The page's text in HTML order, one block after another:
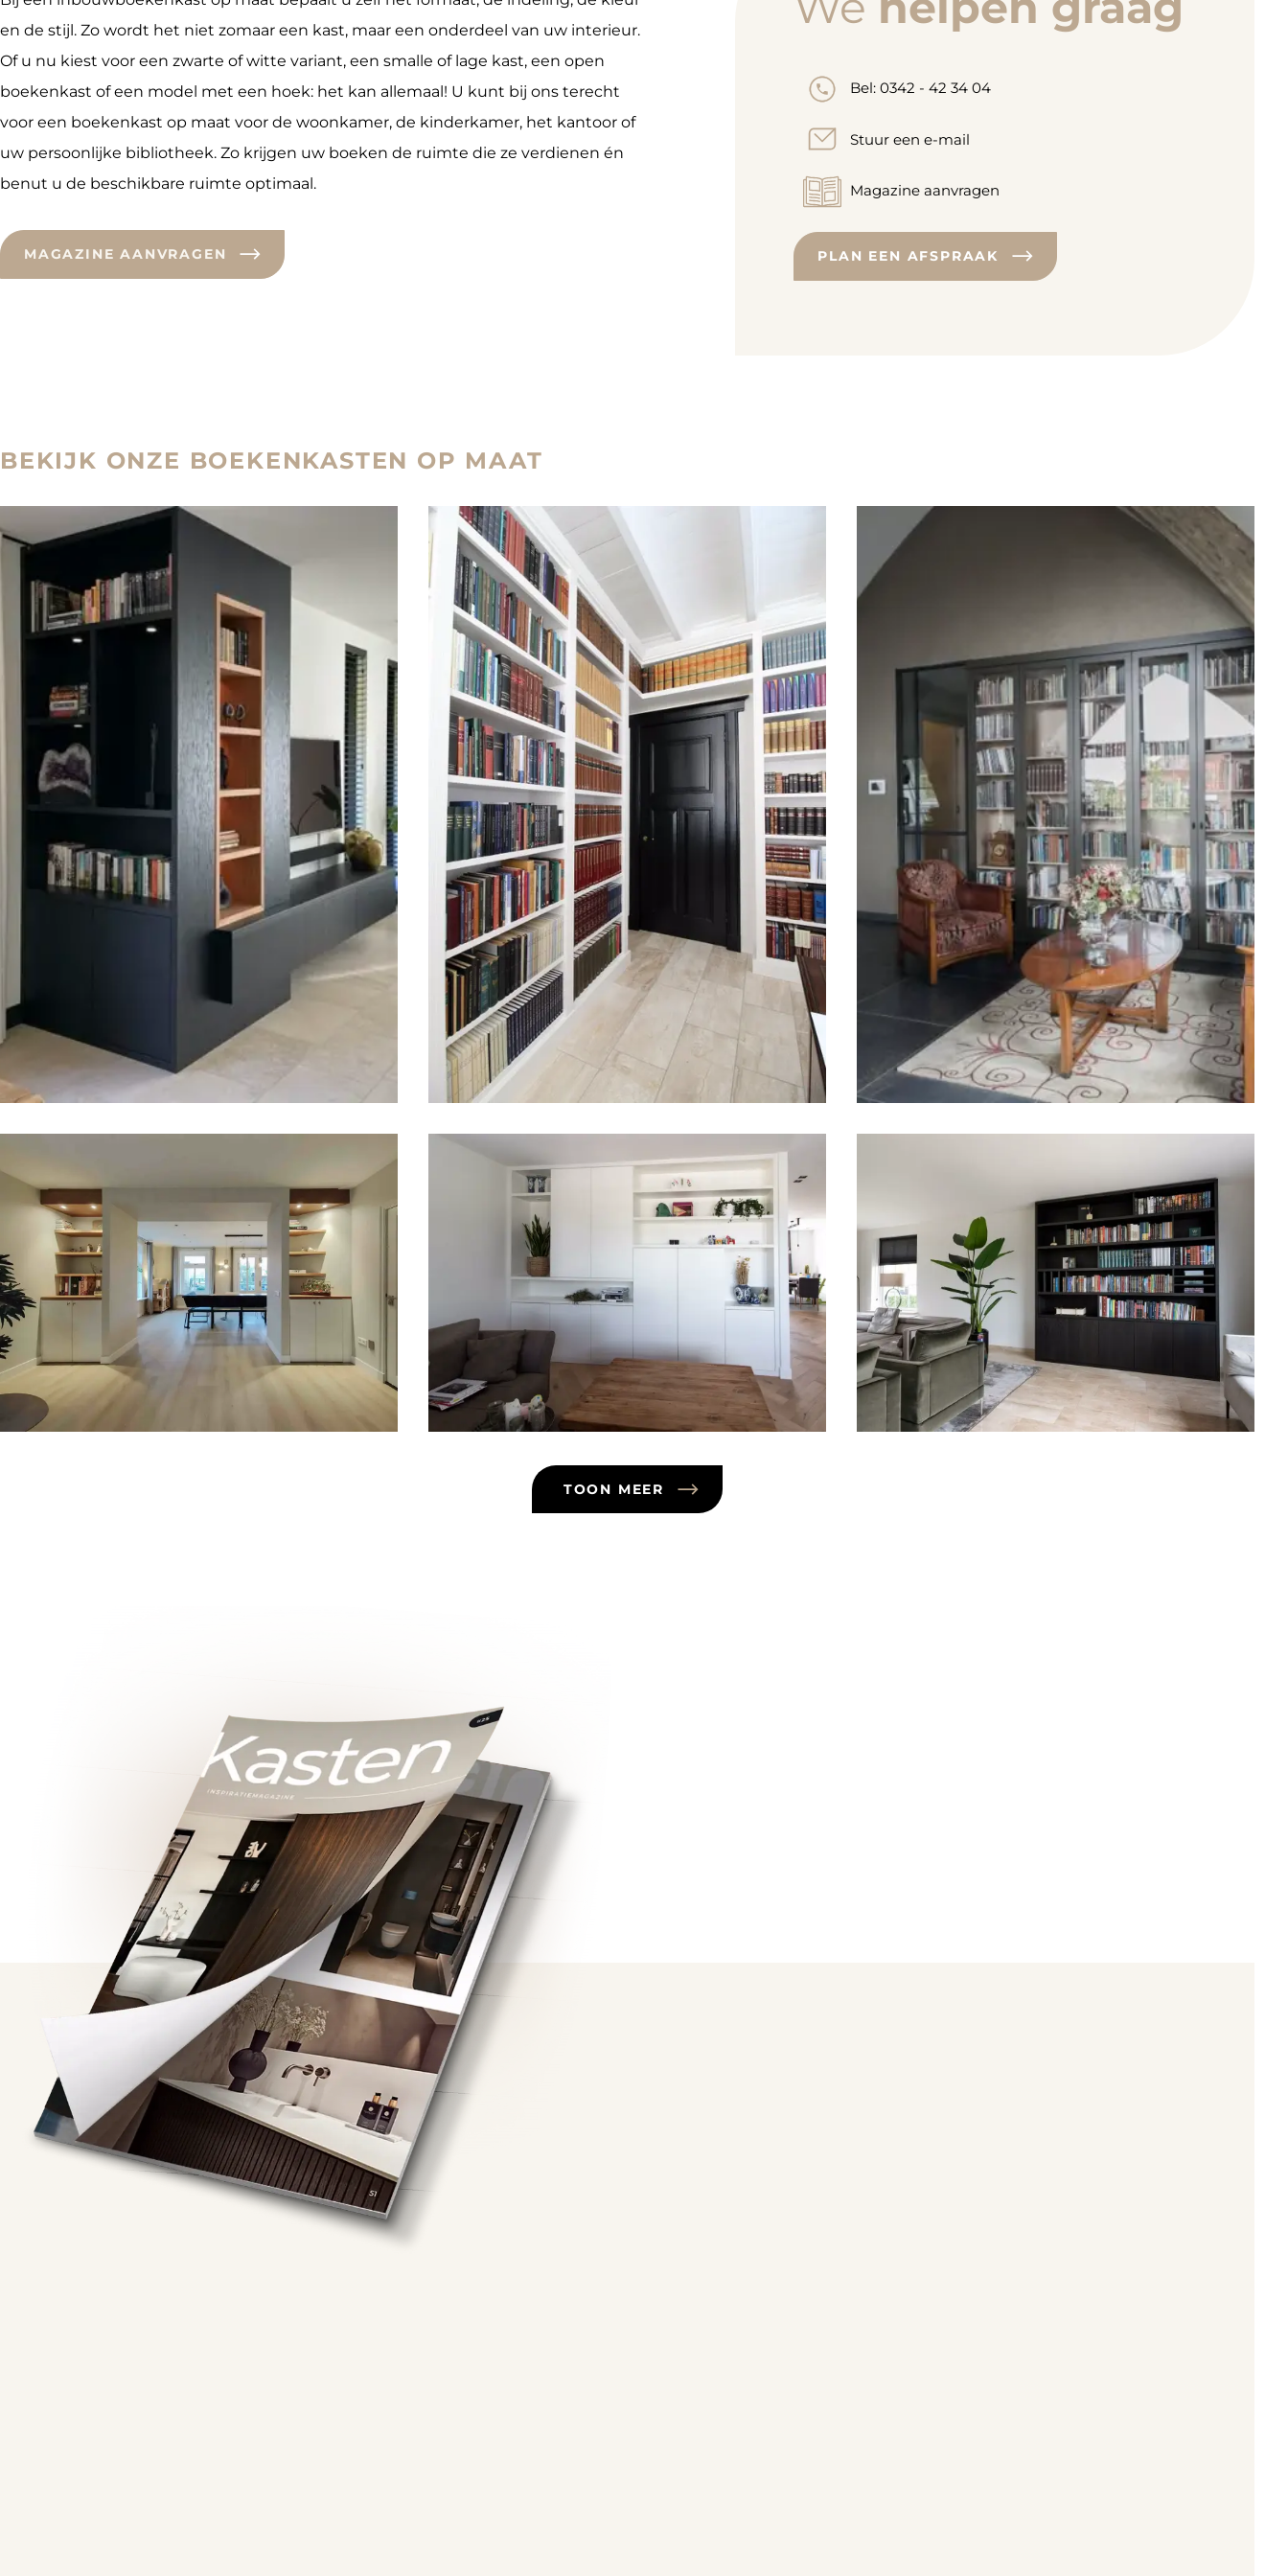
en de stijl. Zo wordt het niet zomaar een kast, maar een onderdeel van uw interieur.
Of u nu kiest voor een zwarte of witte variant, een smalle of lage kast, een open
boekenkast of een model met een hoek: het kan allemaal! U kunt bij ons terecht
voor een boekenkast op maat voor de woonkamer, de kinderkamer, het kantoor of
uw persoonlijke bibliotheek. Zo krijgen uw boeken de ruimte die ze verdienen én
benut u de beschikbare ruimte optimaal.
MAGAZINE AANVRAGEN
Bel: 0342 - 42 34 04
Stuur een e-mail
Magazine aanvragen
PLAN EEN AFSPRAAK
BEKIJK ONZE BOEKENKASTEN OP MAAT
TOON MEER